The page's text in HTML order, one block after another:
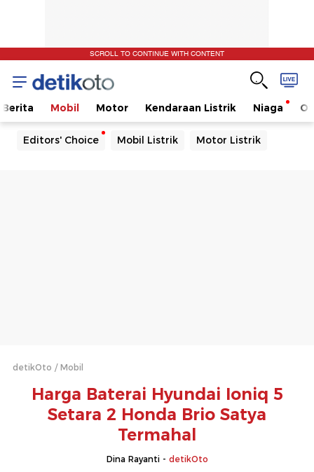
SCROLL TO CONTINUE WITH CONTENT
Berita Mobil Motor Kendaraan Listrik Niaga
Editors' Choice Mobil Listrik Motor Listrik
detikOto Mobil
Harga Baterai Hyundai Ioniq 5
Setara 2 Honda Brio Satya
Termahal
Dina Rayanti - detikOto